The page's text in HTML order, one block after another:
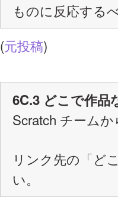
ものに反応する
(元投稿)
6C.3 どこで作品
Scratch チーム
リンク先の「ど
い。